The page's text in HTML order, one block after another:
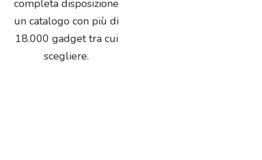
completa disposizione
un catalogo con più di
18.000 gadget tra cui
scegliere.